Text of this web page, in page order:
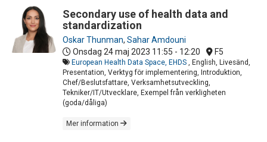
Secondary use of health data and
standardization
Oskar Thunman, Sahar Amdouni
Onsdag 24 maj 2023 11:55 - 12:20 F5
European Health Data Space, EHDS
, English, Livesänd,
Presentation, Verktyg för implementering, Introduktion,
Chef/Beslutsfattare, Verksamhetsutveckling,
Tekniker/IT/Utvecklare, Exempel från verkligheten
(goda/dåliga)
Mer information